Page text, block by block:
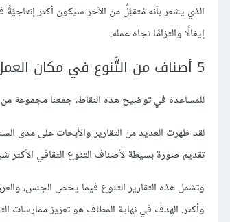
الذي يشعر بأنه مُتقبَّلٌ من الآخر سيكون أكثر
إيغالًا والتزامًا تجاه عمله.
5 أصناف من التَّنوع في مكان العمل
للمساعدة في توضيح هذه النقاط، جمعنا مجموعة من
لقد ظهرت العديد من التقارير والأبحاث على مدى
تقديم صورة بسيطة لأصناف التنوع الثقافي الأكثر
وتشمل هذه التقارير التنوع فيما يخص الجنس،
وأكثر. الهدف في نهاية المطاف هو تعزيز ممارسات